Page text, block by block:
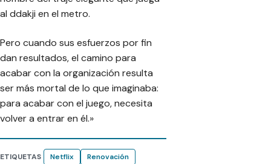
al ddakji en el metro.
Pero cuando sus esfuerzos por fin
dan resultados, el camino para
acabar con la organización resulta
ser más mortal de lo que imaginaba:
para acabar con el juego, necesita
volver a entrar en él.»
ETIQUETAS Netflix
Renovación